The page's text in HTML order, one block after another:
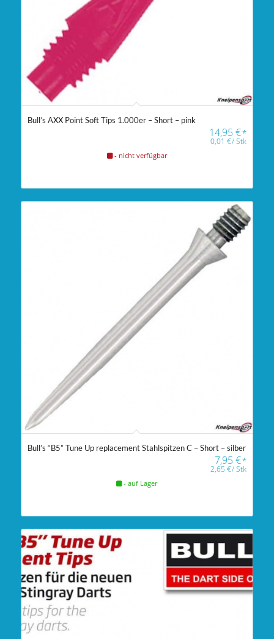
Bull’s AXX Point Soft Tips 1.000er – Short – pink
14,95€*
0,01€/Stk
- nicht verfügbar
Bull’s “B5” Tune Up replacement Stahlspitzen C – Short – silber
7,95€*
2,65€/Stk
- auf Lager